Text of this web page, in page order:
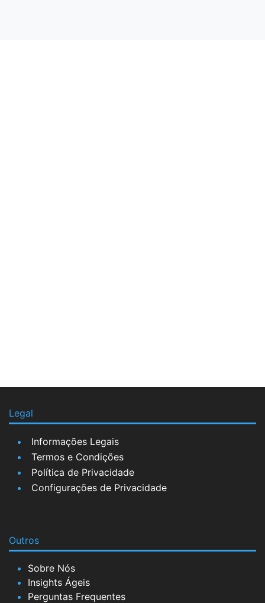
Legal
Informações Legais
Termos e Condições
Política de Privacidade
Configurações de Privacidade
Outros
Sobre Nós
Insights Ágeis
Perguntas Frequentes